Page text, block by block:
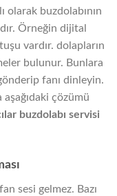
olarak buzdolabının
Örneğin dijital
vardır. dolapların
bulunur. Bunlara
fanı dinleyin.
aşağıdaki çözümü
buzdolabı servisi
sesi gelmez. Bazı